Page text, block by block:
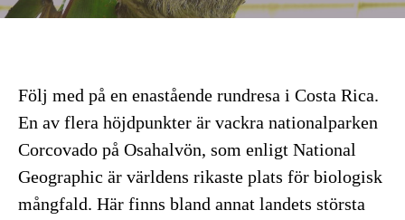
Följ med på en enastående rundresa i Costa Rica.
En av flera höjdpunkter är vackra nationalparken
Corcovado på Osahalvön, som enligt National
Geographic är världens rikaste plats för biologisk
mångfald. Här finns bland annat landets största